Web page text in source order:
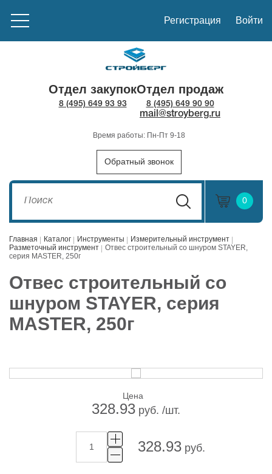
Регистрация Войти
Отдел закупок
8 (495) 649 93 93
Отдел продаж
8 (495) 649 90 90
mail@stroyberg.ru
Время работы: Пн-Пт 9-18
Обратный звонок
0
Главная Каталог Инструменты
Измерительный инструмент
Разметочный инструмент
Отвес строительный со шнуром STAYER,
серия MASTER, 250г
Отвес строительный со
шнуром STAYER, серия
MASTER, 250г
Цена
328.93 руб. /шт.
328.93 руб.